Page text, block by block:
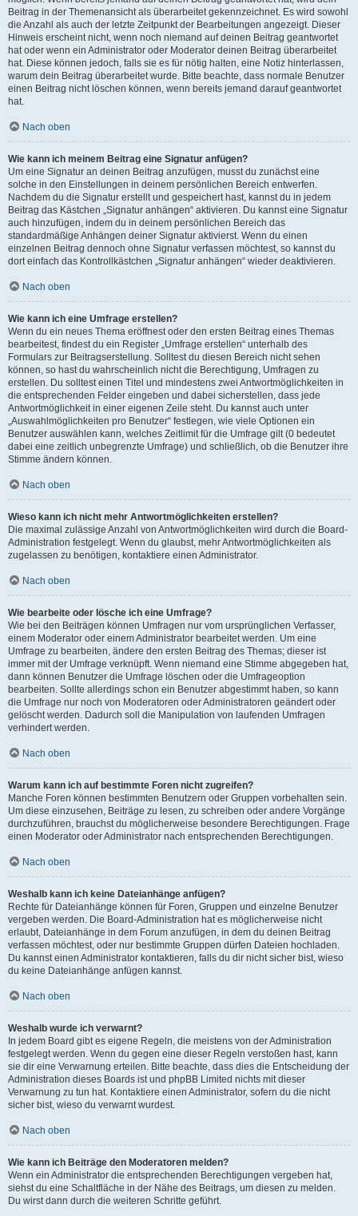
Beitrag in der Themenansicht als überarbeitet gekennzeichnet. Es wird sowohl
die Anzahl als auch der letzte Zeitpunkt der Bearbeitungen angezeigt. Dieser
Hinweis erscheint nicht, wenn noch niemand auf deinen Beitrag geantwortet
hat oder wenn ein Administrator oder Moderator deinen Beitrag überarbeitet
hat. Diese können jedoch, falls sie es für nötig halten, eine Notiz hinterlassen,
warum dein Beitrag überarbeitet wurde. Bitte beachte, dass normale Benutzer
einen Beitrag nicht löschen können, wenn bereits jemand darauf geantwortet
hat.
Nach oben
Wie kann ich meinem Beitrag eine Signatur anfügen?
Um eine Signatur an deinen Beitrag anzufügen, musst du zunächst eine
solche in den Einstellungen in deinem persönlichen Bereich entwerfen.
Nachdem du die Signatur erstellt und gespeichert hast, kannst du in jedem
Beitrag das Kästchen „Signatur anhängen“ aktivieren. Du kannst eine Signatur
auch hinzufügen, indem du in deinem persönlichen Bereich das
standardmäßige Anhängen deiner Signatur aktivierst. Wenn du einen
einzelnen Beitrag dennoch ohne Signatur verfassen möchtest, so kannst du
dort einfach das Kontrollkästchen „Signatur anhängen“ wieder deaktivieren.
Nach oben
Wie kann ich eine Umfrage erstellen?
Wenn du ein neues Thema eröffnest oder den ersten Beitrag eines Themas
bearbeitest, findest du ein Register „Umfrage erstellen“ unterhalb des
Formulars zur Beitragserstellung. Solltest du diesen Bereich nicht sehen
können, so hast du wahrscheinlich nicht die Berechtigung, Umfragen zu
erstellen. Du solltest einen Titel und mindestens zwei Antwortmöglichkeiten in
die entsprechenden Felder eingeben und dabei sicherstellen, dass jede
Antwortmöglichkeit in einer eigenen Zeile steht. Du kannst auch unter
„Auswahlmöglichkeiten pro Benutzer“ festlegen, wie viele Optionen ein
Benutzer auswählen kann, welches Zeitlimit für die Umfrage gilt (0 bedeutet
dabei eine zeitlich unbegrenzte Umfrage) und schließlich, ob die Benutzer ihre
Stimme ändern können.
Nach oben
Wieso kann ich nicht mehr Antwortmöglichkeiten erstellen?
Die maximal zulässige Anzahl von Antwortmöglichkeiten wird durch die Board-
Administration festgelegt. Wenn du glaubst, mehr Antwortmöglichkeiten als
zugelassen zu benötigen, kontaktiere einen Administrator.
Nach oben
Wie bearbeite oder lösche ich eine Umfrage?
Wie bei den Beiträgen können Umfragen nur vom ursprünglichen Verfasser,
einem Moderator oder einem Administrator bearbeitet werden. Um eine
Umfrage zu bearbeiten, ändere den ersten Beitrag des Themas; dieser ist
immer mit der Umfrage verknüpft. Wenn niemand eine Stimme abgegeben hat,
dann können Benutzer die Umfrage löschen oder die Umfrageoption
bearbeiten. Sollte allerdings schon ein Benutzer abgestimmt haben, so kann
die Umfrage nur noch von Moderatoren oder Administratoren geändert oder
gelöscht werden. Dadurch soll die Manipulation von laufenden Umfragen
verhindert werden.
Nach oben
Warum kann ich auf bestimmte Foren nicht zugreifen?
Manche Foren können bestimmten Benutzern oder Gruppen vorbehalten sein.
Um diese einzusehen, Beiträge zu lesen, zu schreiben oder andere Vorgänge
durchzuführen, brauchst du möglicherweise besondere Berechtigungen. Frage
einen Moderator oder Administrator nach entsprechenden Berechtigungen.
Nach oben
Weshalb kann ich keine Dateianhänge anfügen?
Rechte für Dateianhänge können für Foren, Gruppen und einzelne Benutzer
vergeben werden. Die Board-Administration hat es möglicherweise nicht
erlaubt, Dateianhänge in dem Forum anzufügen, in dem du deinen Beitrag
verfassen möchtest, oder nur bestimmte Gruppen dürfen Dateien hochladen.
Du kannst einen Administrator kontaktieren, falls du dir nicht sicher bist, wieso
du keine Dateianhänge anfügen kannst.
Nach oben
Weshalb wurde ich verwarnt?
In jedem Board gibt es eigene Regeln, die meistens von der Administration
festgelegt werden. Wenn du gegen eine dieser Regeln verstoßen hast, kann
sie dir eine Verwarnung erteilen. Bitte beachte, dass dies die Entscheidung der
Administration dieses Boards ist und phpBB Limited nichts mit dieser
Verwarnung zu tun hat. Kontaktiere einen Administrator, sofern du die nicht
sicher bist, wieso du verwarnt wurdest.
Nach oben
Wie kann ich Beiträge den Moderatoren melden?
Wenn ein Administrator die entsprechenden Berechtigungen vergeben hat,
siehst du eine Schaltfläche in der Nähe des Beitrags, um diesen zu melden.
Du wirst dann durch die weiteren Schritte geführt.